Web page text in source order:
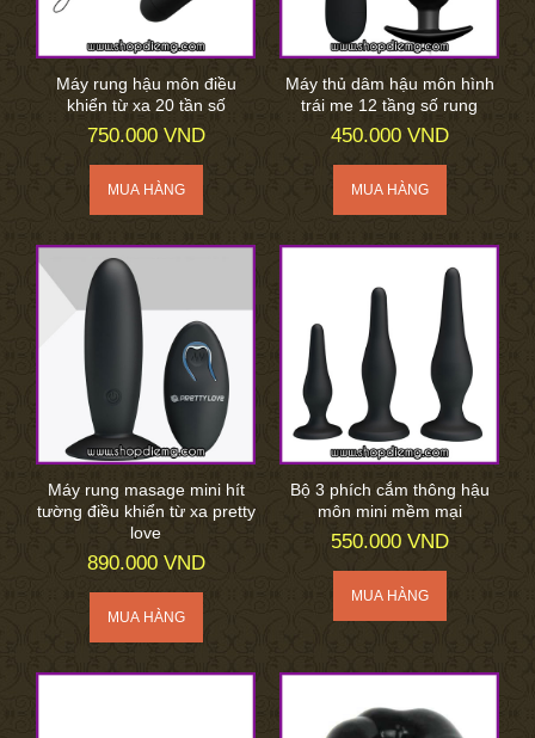
Máy rung hậu môn điều
khiển từ xa 20 tần số
750.000 VND
Máy thủ dâm hậu môn hình
trái me 12 tầng số rung
450.000 VND
Máy rung masage mini hít
tường điều khiển từ xa pretty
love
890.000 VND
Bộ 3 phích cắm thông hậu
môn mini mềm mại
550.000 VND